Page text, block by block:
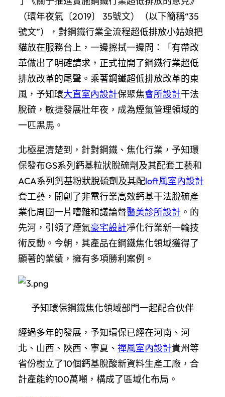
（環年夜氣〔2019〕 35號文）（以下簡稱“35
號文”），對鋼鐵行業全流程超低排放小姑娘把
貓放在服務台上，一邊擦拭一邊問：「有帶改
革做出了明確請求，正式拉開了鋼鐵行業超低
排放改革的尾聲。乘著鋼鐵超低排放改革的東
風，予知環大直室內設計保聚焦會所設計干法
脫硫，敏捷發展壯年夜，成為煙氣管理領域的
一匹黑馬。
北極星清楚到，針對鋼鐵、焦化行業，予知環
保發布GS系列鈣基粒狀脫硫劑及其配套工藝和
ACA系列鈣基粉狀脫硫劑及其配loft風室內設計
套工藝，開創了非電行業高效鈣基干法脫硫產
業化周圍一片嘈雜和議論聲醫美診所設計 。的
先河，引領了煙氣豪宅設計凈化行業新一輪技
術反動。今朝，其產品在鋼鐵焦化領域獲得了
顯著的業績，擁有多項勝利案例。
予知環保鋼鐵焦化領域部門一起配合伙伴
經過多年的發展，予知環保已經在河南、河
北、山西、陜西、寧夏、 禪風室內設計貴州等
省份樹立了10個鈣基脫酸新資料生產工廠，合
計產能約100萬噸，構成了區域化布局。